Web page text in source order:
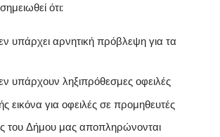
ότι:
υπάρχει αρνητική πρόβλεψη για τα
υπάρχουν ληξιπρόθεσμες οφειλές
εικόνα για οφειλές σε προμηθευτές
του Δήμου μας αποπληρώνονται